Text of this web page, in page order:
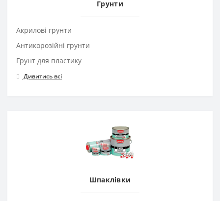
Грунти
Акрилові грунти
Антикорозійні грунти
Грунт для пластику
Дивитись всі
Шпаклівки